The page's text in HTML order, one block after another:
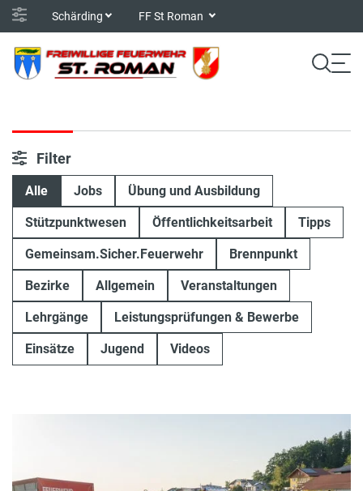
Schärding FF St Roman
Filter
Alle Jobs Übung und Ausbildung
Stützpunktwesen Öffentlichkeitsarbeit Tipps
Gemeinsam.Sicher.Feuerwehr Brennpunkt
Bezirke Allgemein Veranstaltungen
Lehrgänge Leistungsprüfungen & Bewerbe
Einsätze Jugend Videos